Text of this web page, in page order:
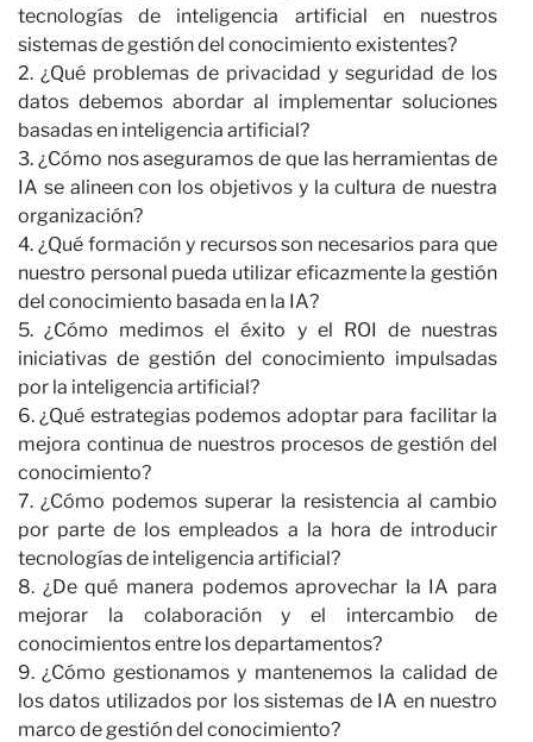
tecnologías de inteligencia artificial en nuestros
sistemas de gestión del conocimiento existentes?
2. ¿Qué problemas de privacidad y seguridad de los
datos debemos abordar al implementar soluciones
basadas en inteligencia artificial?
3. ¿Cómo nos aseguramos de que las herramientas de
IA se alineen con los objetivos y la cultura de nuestra
organización?
4. ¿Qué formación y recursos son necesarios para que
nuestro personal pueda utilizar eficazmente la gestión
del conocimiento basada en la IA?
5. ¿Cómo medimos el éxito y el ROI de nuestras
iniciativas de gestión del conocimiento impulsadas
por la inteligencia artificial?
6. ¿Qué estrategias podemos adoptar para facilitar la
mejora continua de nuestros procesos de gestión del
conocimiento?
7. ¿Cómo podemos superar la resistencia al cambio
por parte de los empleados a la hora de introducir
tecnologías de inteligencia artificial?
8. ¿De qué manera podemos aprovechar la IA para
mejorar la colaboración y el intercambio de
conocimientos entre los departamentos?
9. ¿Cómo gestionamos y mantenemos la calidad de
los datos utilizados por los sistemas de IA en nuestro
marco de gestión del conocimiento?